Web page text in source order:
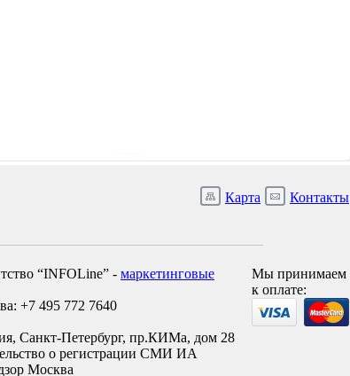
Карта Контакты
“INFOLine” - маркетинговые
+7 495 772 7640
Санкт-Петербург, пр.КИМа, дом 28
о регистрации СМИ ИА
Москва
Мы принимаем
к оплате: